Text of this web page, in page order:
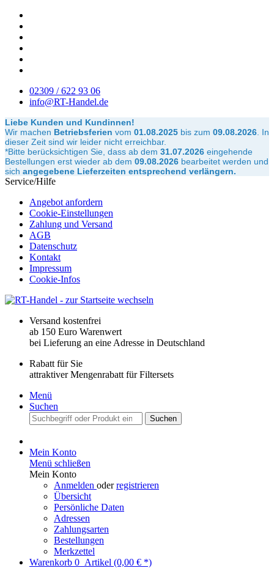
02309 / 622 93 06
info@RT-Handel.de
Liebe Kunden und Kundinnen!
Wir machen Betriebsferien vom 01.08.2025 bis zum 09.08.2026 In
dieser Zeit sind wir leider nicht erreichbar.
*Bitte berücksichtigen Sie, dass ab dem 31.07.2026 eingehende
Bestellungen erst wieder ab dem 09.08.2026 bearbeitet werden und
sich angegebene Lieferzeiten entsprechend verlängern.
Service/Hilfe
Angebot anfordern
Cookie-Einstellungen
Zahlung und Versand
AGB
Datenschutz
Kontakt
Impressum
Cookie-Infos
Versand kostenfrei
ab 150 Euro Warenwert
bei Lieferung an eine Adresse in Deutschland
Rabatt für Sie
attraktiver Mengenrabatt für Filtersets
Menü
Suchen
Suchen
Mein Konto
Menü schließen
Mein Konto
Anmelden oderregistrieren
Übersicht
Persönliche Daten
Adressen
Zahlungsarten
Bestellungen
Merkzettel
Warenkorb 0 Artikel (0,00 € *)